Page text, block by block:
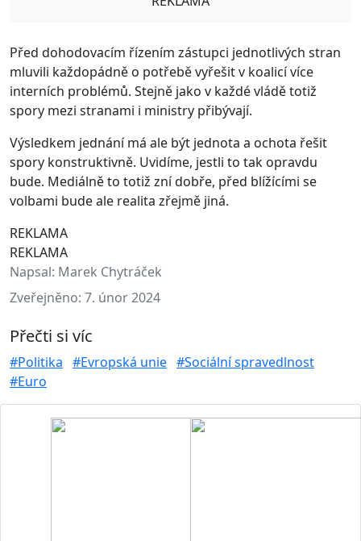
Před dohodovacím řízením zástupci jednotlivých stran
mluvili každopádně o potřebě vyřešit v koalicí více
interních problémů. Stejně jako v každé vládě totiž
spory mezi stranami i ministry přibývají.
Výsledkem jednání má ale být jednota a ochota řešit
spory konstruktivně. Uvidíme, jestli to tak opravdu
bude. Mediálně to totiž zní dobře, před blížícími se
volbami bude ale realita zřejmě jiná.
REKLAMA
REKLAMA
Napsal: Marek Chytráček
Zveřejněno: 7. únor 2024
Přečti si víc
#Politika #Evropská unie #Sociální spravedlnost
#Euro